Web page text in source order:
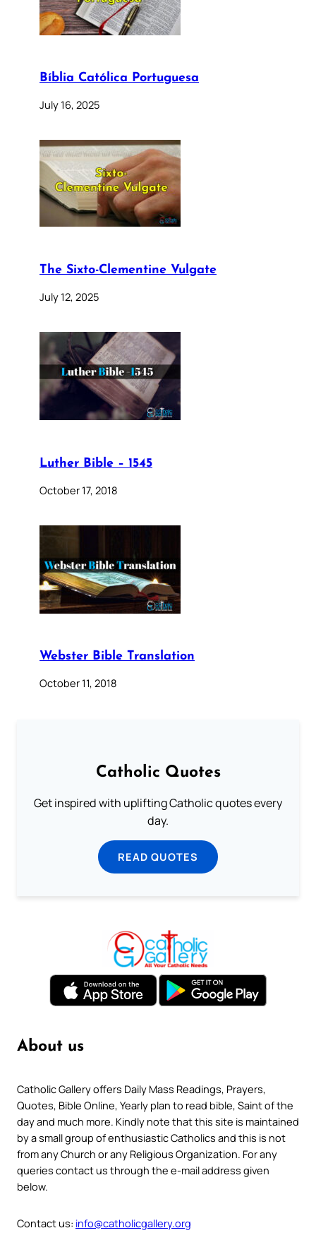
Bíblia Católica Portuguesa
July 16, 2025
The Sixto-Clementine Vulgate
July 12, 2025
Luther Bible – 1545
October 17, 2018
Webster Bible Translation
October 11, 2018
Catholic Quotes
Get inspired with uplifting Catholic quotes every
day.
READ QUOTES
About us
Catholic Gallery offers Daily Mass Readings, Prayers,
Quotes, Bible Online, Yearly plan to read bible, Saint of the
day and much more. Kindly note that this site is maintained
by a small group of enthusiastic Catholics and this is not
from any Church or any Religious Organization. For any
queries contact us through the e-mail address given
below.
Contact us: info@catholicgallery.org